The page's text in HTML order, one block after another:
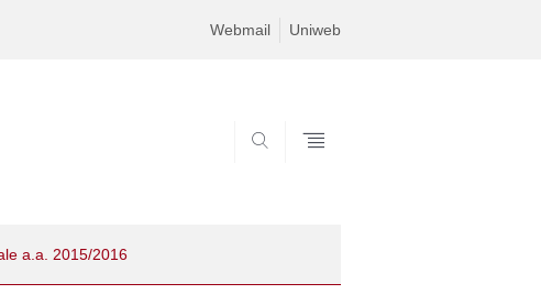
Webmail Uniweb
a.a. 2015/2016